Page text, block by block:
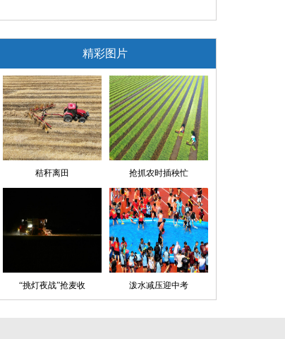
精彩图片
秸秆离田 抢抓农时插秧忙
“挑灯夜战”抢麦收 泼水减压迎中考